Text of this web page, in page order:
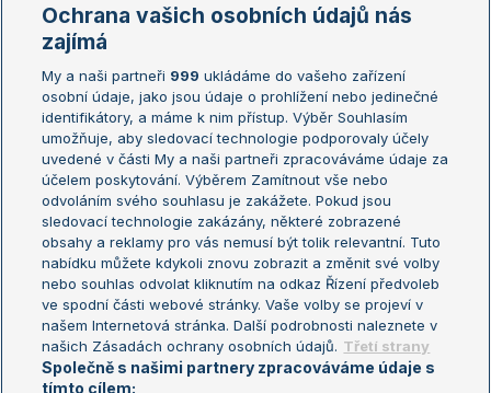
Žebříčky
Žebříček ATP (muži)
Žebříček WTA (ženy)
Sázkařský žebříček
Australian Open
French Open
Wimbledon
US Open
Turnaj mistrů
Turnaj mistryň
Aktualní trendy
Fotbalové přestupy
Livesport Daily
LS Prague Open
Ochrana vašich osobních údajů nás
zajímá
My a naši partneři 999 ukládáme do vašeho zařízení
osobní údaje, jako jsou údaje o prohlížení nebo jedinečné
identifikátory, a máme k nim přístup. Výběr Souhlasím
umožňuje, aby sledovací technologie podporovaly účely
uvedené v části My a naši partneři zpracováváme údaje za
účelem poskytování. Výběrem Zamítnout vše nebo
odvoláním svého souhlasu je zakážete. Pokud jsou
sledovací technologie zakázány, některé zobrazené
obsahy a reklamy pro vás nemusí být tolik relevantní. Tuto
nabídku můžete kdykoli znovu zobrazit a změnit své volby
nebo souhlas odvolat kliknutím na odkaz Řízení předvoleb
ve spodní části webové stránky. Vaše volby se projeví v
našem Internetová stránka. Další podrobnosti naleznete v
našich Zásadách ochrany osobních údajů. Třetí strany
Společně s našimi partnery zpracováváme údaje s
tímto cílem: